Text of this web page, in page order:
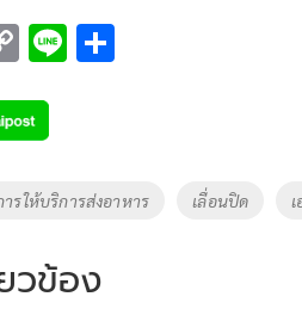
C
p
y
Li
k
Li
รให้บริการส่งอาหาร เลื่อนปิด
วข้อง